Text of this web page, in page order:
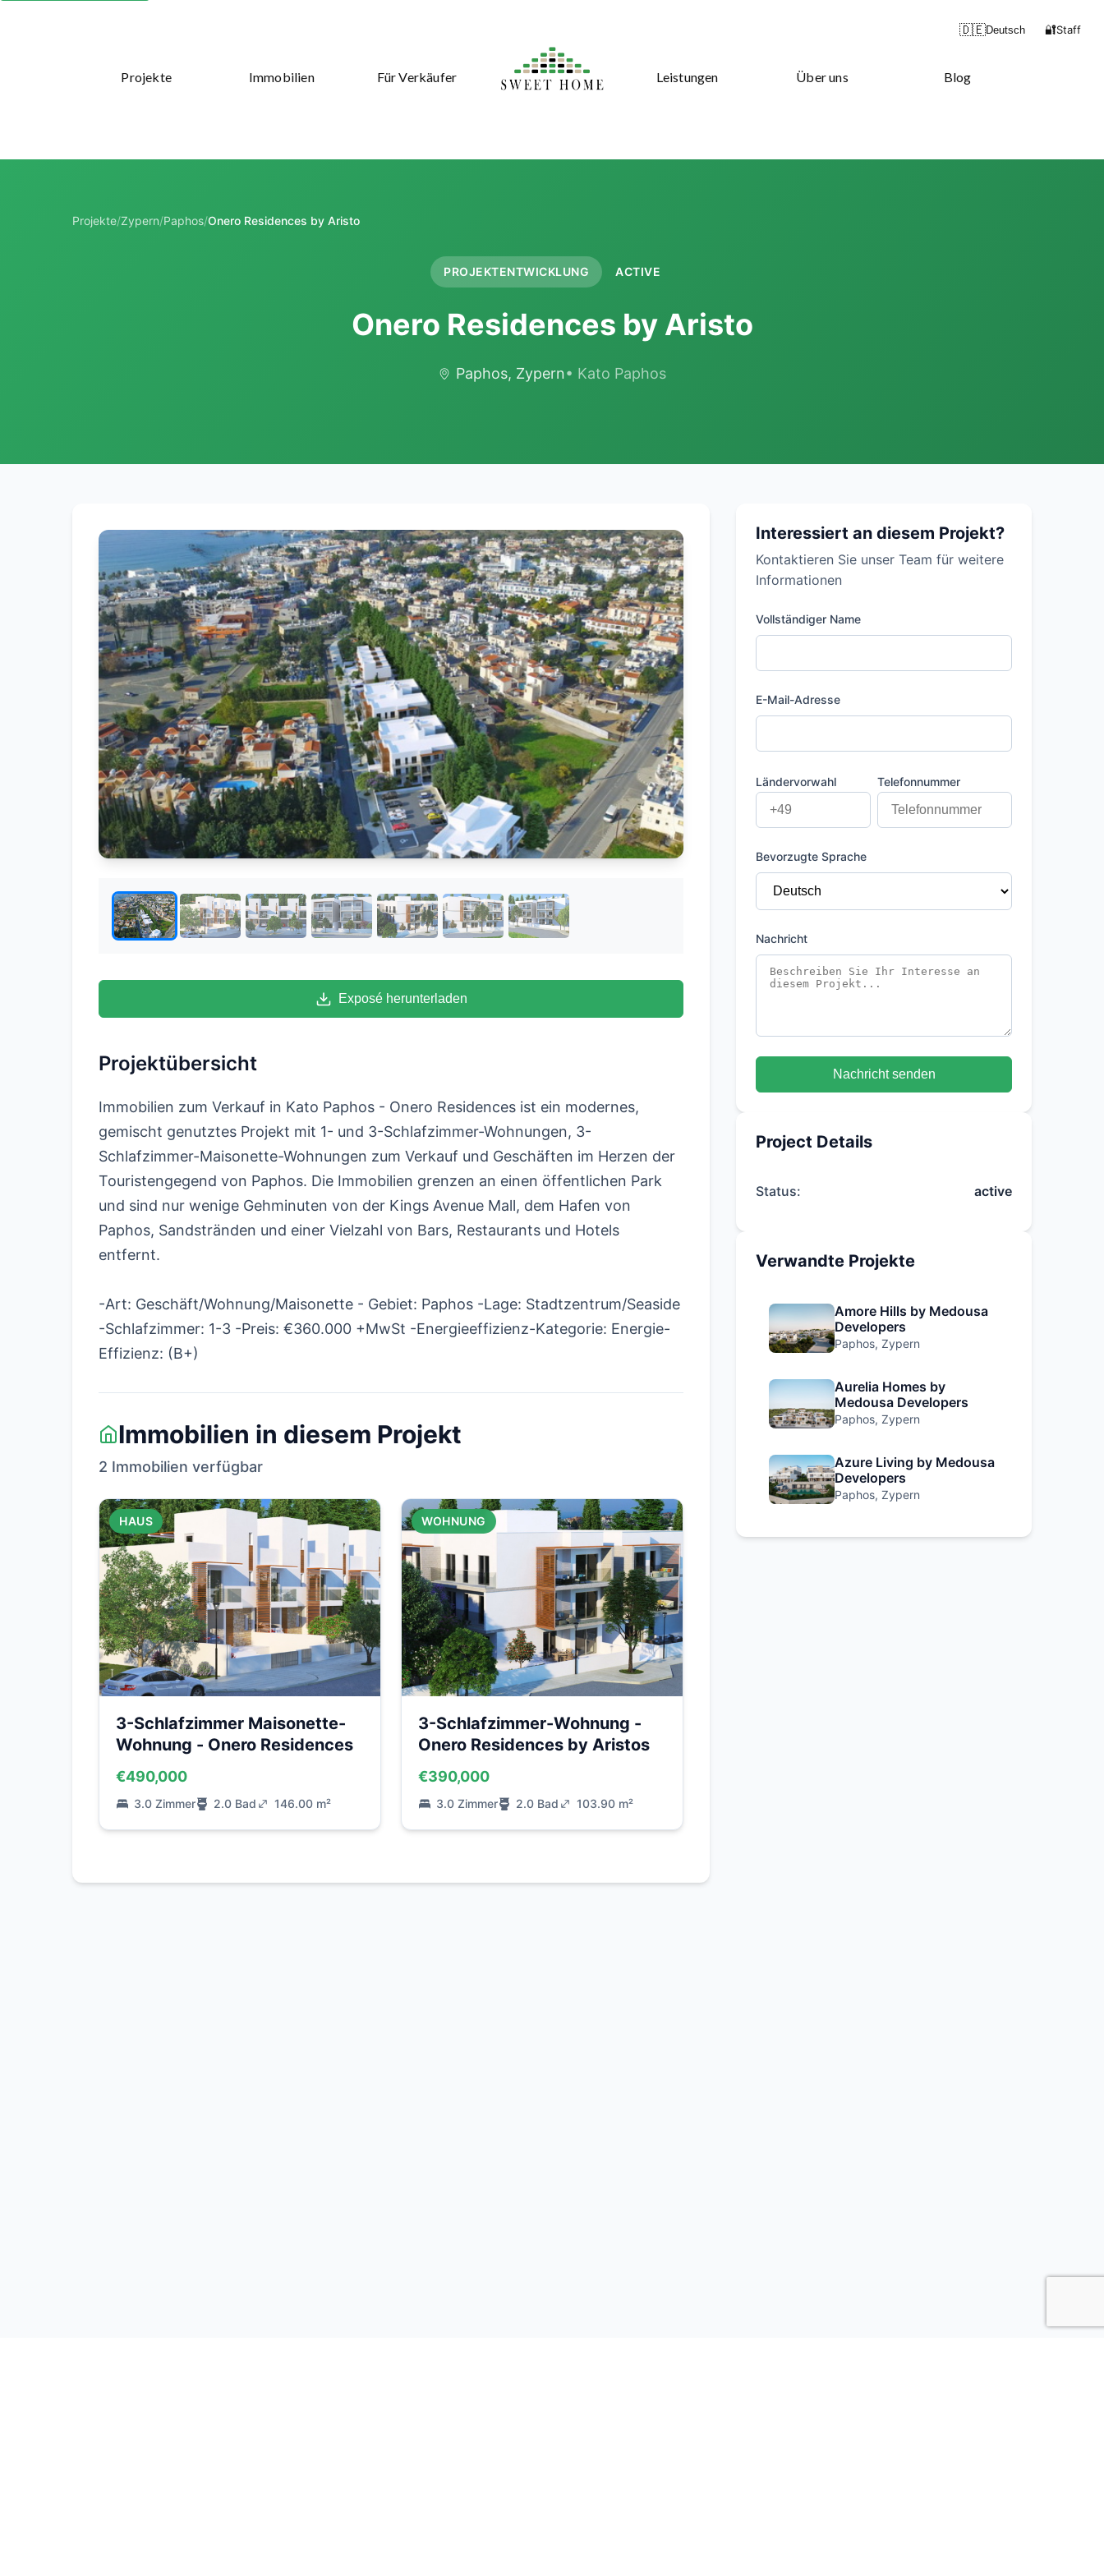
Projekte Immobilien Für Verkäufer Leistungen Über uns Blog
🇩🇪Deutsch 🔐Staff
Projekte/Zypern/Paphos/Onero Residences by Aristo
PROJEKTENTWICKLUNG ACTIVE
Onero Residences by Aristo
Paphos, Zypern• Kato Paphos
Exposé herunterladen
Projektübersicht
Immobilien zum Verkauf in Kato Paphos - Onero Residences ist ein modernes,
gemischt genutztes Projekt mit 1- und 3-Schlafzimmer-Wohnungen, 3-
Schlafzimmer-Maisonette-Wohnungen zum Verkauf und Geschäften im Herzen der
Touristengegend von Paphos. Die Immobilien grenzen an einen öffentlichen Park
und sind nur wenige Gehminuten von der Kings Avenue Mall, dem Hafen von
Paphos, Sandstränden und einer Vielzahl von Bars, Restaurants und Hotels
entfernt.
-Art: Geschäft/Wohnung/Maisonette - Gebiet: Paphos -Lage: Stadtzentrum/Seaside
-Schlafzimmer: 1-3 -Preis: €360.000 +MwSt -Energieeffizienz-Kategorie: Energie-
Effizienz: (B+)
Immobilien in diesem Projekt
2 Immobilien verfügbar
HAUS
3-Schlafzimmer Maisonette-
Wohnung - Onero Residences
€490,000
3.0 Zimmer 2.0 Bad 146.00 m²
WOHNUNG
3-Schlafzimmer-Wohnung -
Onero Residences by Aristos
€390,000
3.0 Zimmer 2.0 Bad 103.90 m²
Interessiert an diesem Projekt?
Kontaktieren Sie unser Team für weitere
Informationen
Vollständiger Name
E-Mail-Adresse
Ländervorwahl Telefonnummer
Bevorzugte Sprache
Nachricht
Nachricht senden
Project Details
Status: active
Verwandte Projekte
Amore Hills by Medousa
Developers
Paphos, Zypern
Aurelia Homes by
Medousa Developers
Paphos, Zypern
Azure Living by Medousa
Developers
Paphos, Zypern